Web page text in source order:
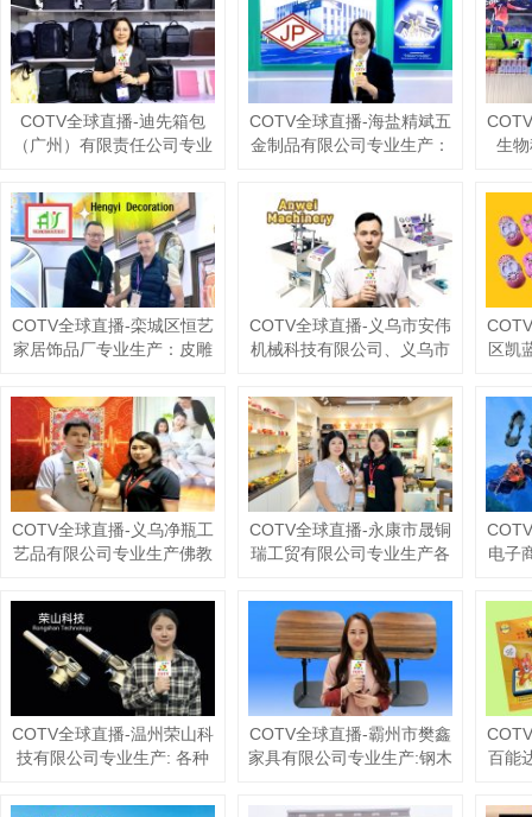
充电器、充电板等产品；设
计创新、款式多样，欢迎全
球新老客户前来洽谈采购！
欢迎大家光临！
儿童及宠物帐篷等多功能户
外帐篷系列产品；设计创
新、匠心制造、款式多样，
源头工厂，欢迎大家光临！
车巾
洗
COTV全球直播-迪先箱包
（广州）有限责任公司专业
包、收纳包、斜挎包、文件
夹、汽车资料包等各种款式
箱包产品，欢迎大家光临！
COTV全球直播-海盐精斌五
金制品有限公司专业生产：
具、尖尾牙板、机械牙板等
金属热处理与表面氮化处理
系列产品，设计创新、匠心
制造、款式多样，源头工
厂，欢迎大家光临！
生
粉、
水、
等
工
COTV全球直播-栾城区恒艺
家居饰品厂专业生产：皮雕
画、法式中古风装饰画等工
艺饰品，源头工厂，欢迎大
家光临！
COTV全球直播-义乌市安伟
机械科技有限公司、义乌市
相框机械、相框配件；各种
压花轮、模具、烫金轮、热
转印膜及工艺饰品等产品，
源头工厂，欢迎大家光临！
区凯
产：
儿
COTV全球直播-义乌净瓶工
艺品有限公司专业生产佛教
框等佛教财运系列产品，欢
迎大家光临！
COTV全球直播-永康市晟铜
瑞工贸有限公司专业生产各
康市舒舒电器有限公司专业
生产各种铜壶、铜水壶、铜
壶、宝瓶等工艺产品，欢迎
大家光临！
电子
10
条、
冰
产
COTV全球直播-温州荣山科
技有限公司专业生产: 各种
枪等产品；广泛应用于酒
COTV全球直播-霸州市樊鑫
家具有限公司专业生产:钢木
降桌、便携式电脑桌、移动
百能
微乳